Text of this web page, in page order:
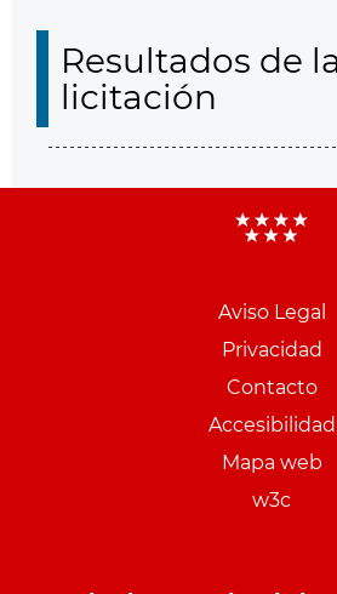
Resultados de la
licitación
Aviso Legal
Privacidad
Contacto
Accesibilidad
Mapa web
w3c